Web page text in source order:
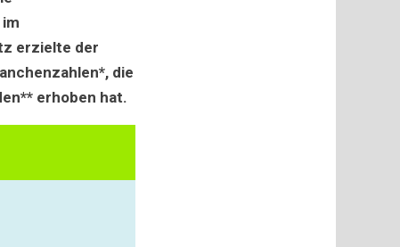
erzielte der
die
erhoben hat.